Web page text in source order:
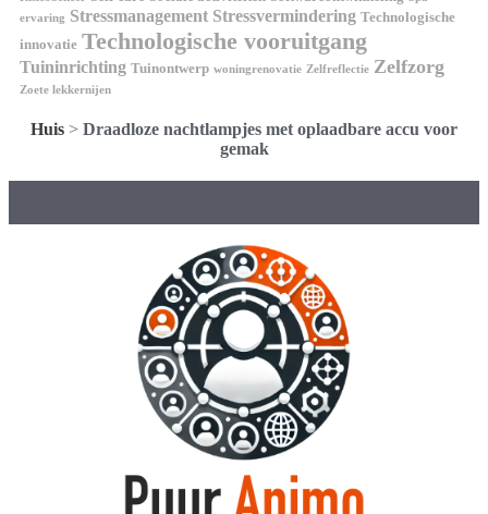
ervaring Stressmanagement Stressvermindering Technologische
innovatie Technologische vooruitgang
Tuininrichting Tuinontwerp woningrenovatie Zelfreflectie Zelfzorg
Zoete lekkernijen
Huis > Draadloze nachtlampjes met oplaadbare accu voor
gemak